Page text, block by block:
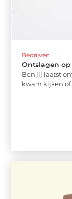
Bedrijven
Ontslagen
Ben jij laatst
kwam kijken of